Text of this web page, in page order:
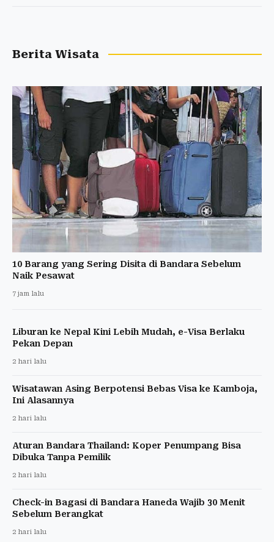
Berita Wisata
10 Barang yang Sering Disita di Bandara Sebelum
Naik Pesawat
7 jam lalu
Liburan ke Nepal Kini Lebih Mudah, e-Visa Berlaku
Pekan Depan
2 hari lalu
Wisatawan Asing Berpotensi Bebas Visa ke Kamboja,
Ini Alasannya
2 hari lalu
Aturan Bandara Thailand: Koper Penumpang Bisa
Dibuka Tanpa Pemilik
2 hari lalu
Check-in Bagasi di Bandara Haneda Wajib 30 Menit
Sebelum Berangkat
2 hari lalu